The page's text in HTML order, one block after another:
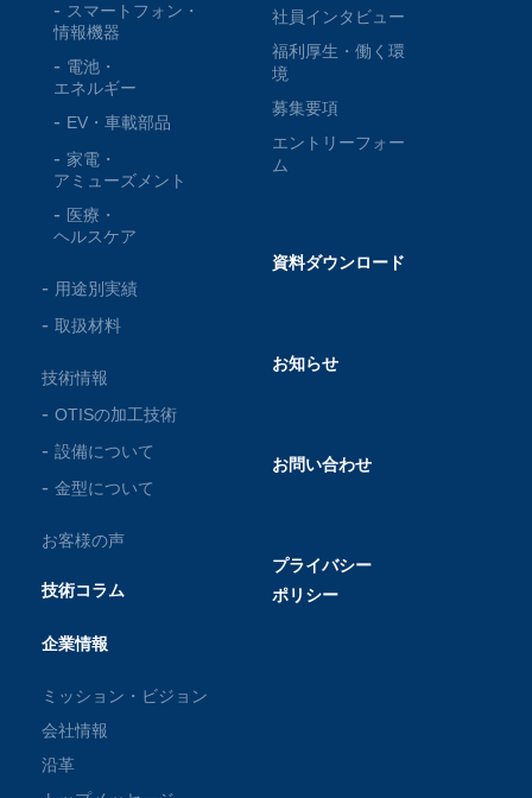
スマートフォン・
情報機器
電池・
エネルギー
EV・車載部品
家電・
アミューズメント
医療・
ヘルスケア
用途別実績
取扱材料
技術情報
OTISの加工技術
設備について
金型について
お客様の声
技術コラム
企業情報
ミッション・ビジョン
会社情報
沿革
社員インタビュー
福利厚生・働く環
境
募集要項
エントリーフォー
ム
資料ダウンロード
お知らせ
お問い合わせ
プライバシー
ポリシー